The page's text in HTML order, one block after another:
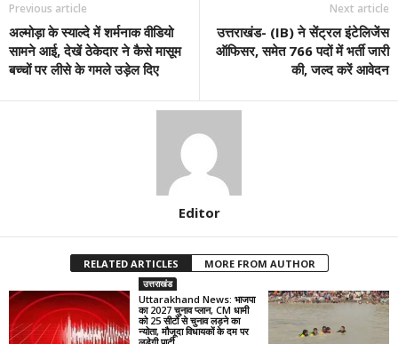
Previous article
अल्मोड़ा के स्याल्दे में शर्मनाक वीडियो
सामने आई, देखें ठेकेदार ने कैसे मासूम
बच्चों पर लीसे के गमले उड़ेल दिए
Next article
उत्तराखंड- (IB) ने सेंट्रल इंटेलिजेंस
ऑफिसर, समेत 766 पदों में भर्ती जारी
की, जल्द करें आवेदन
Editor
RELATED ARTICLES MORE FROM AUTHOR
उत्तराखंड
Uttarakhand News: भाजपा
का 2027 चुनाव प्लान, CM धामी
को 25 सीटों से चुनाव लड़ने का
न्योता, मौजूदा विधायकों के दम पर